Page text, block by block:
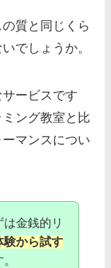
質と同じくら
でしょうか。
サービスです
ング教室と比
マンスについ
金銭的リ
験から試す